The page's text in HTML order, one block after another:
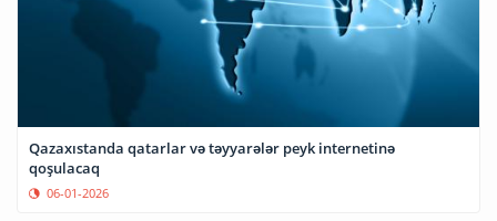
Qazaxıstanda qatarlar və təyyarələr peyk internetinə
qoşulacaq
06-01-2026